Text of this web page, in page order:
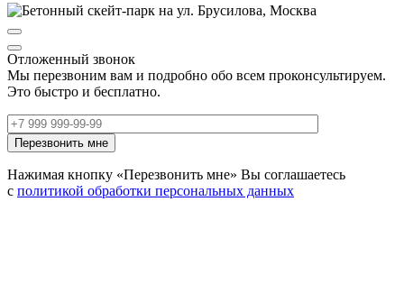
Отложенный звонок
Мы перезвоним вам и подробно обо всем проконсультируем.
Это быстро и бесплатно.
Нажимая кнопку «Перезвонить мне» Вы соглашаетесь
с политикой обработки персональных данных